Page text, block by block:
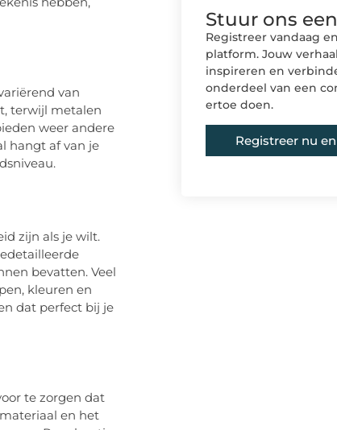
van
terwijl metalen
weer andere
hangt af van je
zijn als je wilt.
bevatten. Veel
kleuren en
dat perfect bij je
te zorgen dat
en het
Stuur ons
Registreer vandaag
platform. Jouw
inspireren en
onderdeel van een
ertoe doen.
Registreer nu